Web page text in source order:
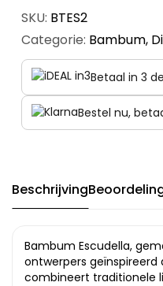
SKU: BTES2
Categorie: Bambum,
Betaal in 3
Bestel nu,
Beschrijving
Bambum Escudella,
ontwerpers geïnspireerd
combineert traditionele